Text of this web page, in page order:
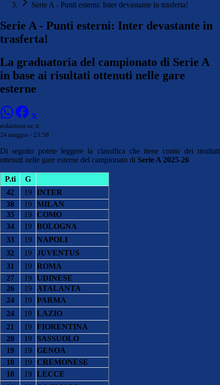
Serie A - Punti esterni: Inter devastante in trasferta!
Serie A - Punti esterni: Inter devastante in
trasferta!
La graduatoria del campionato di Serie A
in base ai risultati ottenuti nelle gare
esterne
redazione nc.it
24 maggio - 23:58
Di seguito potete leggere la classifica che tiene conto dei risultati
ottenuti nelle gare esterne del campionato di Serie A 2025-26
P.ti
G
42
19 INTER
38
19 MILAN
35
19 COMO
34
19 BOLOGNA
33
19 NAPOLI
32
19 JUVENTUS
31
19 ROMA
27
19 UDINESE
26
19
ATALANTA
24
19 PARMA
24
19 LAZIO
21
19 FIORENTINA
20
19
SASSUOLO
19
19 GENOA
18
19 CREMONESE
18
19 LECCE